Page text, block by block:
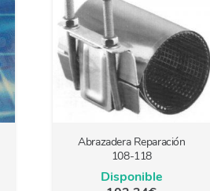
Abrazadera Reparación
108-118
Disponible